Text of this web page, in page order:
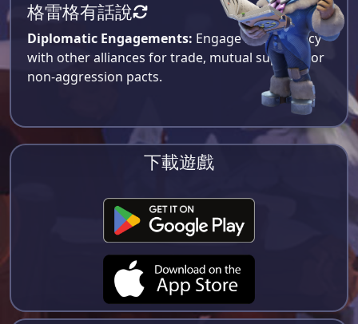
格雷格有話說
Diplomatic Engagements: Engage in diplomacy
with other alliances for trade, mutual support, or
non-aggression pacts.
下載遊戲